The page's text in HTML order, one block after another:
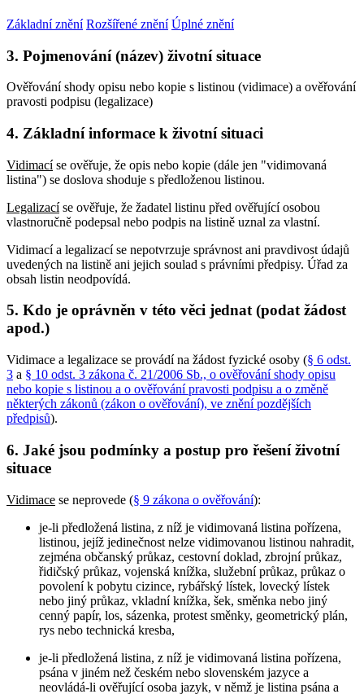
Základní znění Rozšířené znění Úplné znění
3. Pojmenování (název) životní situace
Ověřování shody opisu nebo kopie s listinou (vidimace) a ověřování
pravosti podpisu (legalizace)
4. Základní informace k životní situaci
Vidimacíse ověřuje, že opis nebo kopie (dále jen "vidimovaná
listina") se doslova shoduje s předloženou listinou.
Legalizacíse ověřuje, že žadatel listinu před ověřující osobou
vlastnoručně podepsal nebo podpis na listině uznal za vlastní.
Vidimací a legalizací se nepotvrzuje správnost ani pravdivost údajů
uvedených na listině ani jejich soulad s právními předpisy. Úřad za
obsah listin neodpovídá.
5. Kdo je oprávněn v této věci jednat (podat žádost
apod.)
Vidimace a legalizace se provádí na žádost fyzické osoby (§ 6 odst.
3 a § 10 odst. 3 zákona č. 21/2006 Sb., o ověřování shody opisu
nebo kopie s listinou a o ověřování pravosti podpisu a o změně
některých zákonů (zákon o ověřování), ve znění pozdějších
předpisů).
6. Jaké jsou podmínky a postup pro řešení životní
situace
Vidimace se neprovede (§ 9 zákona o ověřování):
je-li předložená listina, z níž je vidimovaná listina pořízena,
listinou, jejíž jedinečnost nelze vidimovanou listinou nahradit,
zejména občanský průkaz, cestovní doklad, zbrojní průkaz,
řidičský průkaz, vojenská knížka, služební průkaz, průkaz o
povolení k pobytu cizince, rybářský lístek, lovecký lístek
nebo jiný průkaz, vkladní knížka, šek, směnka nebo jiný
cenný papír, los, sázenka, protest směnky, geometrický plán,
rys nebo technická kresba,
je-li předložená listina, z níž je vidimovaná listina pořízena,
psána v jiném než českém nebo slovenském jazyce a
neovládá-li ověřující osoba jazyk, v němž je listina psána a